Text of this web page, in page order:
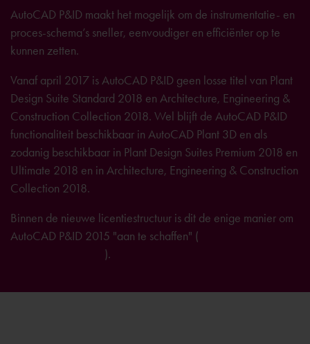
AutoCAD P&ID maakt het mogelijk om de instrumentatie- en
proces-schema’s sneller, eenvoudiger en efficiënter op te
kunnen zetten.
Vanaf april 2017 is AutoCAD P&ID geen losse titel van Plant
Design Suite Standard 2018 en Architecture, Engineering &
Construction Collection 2018. Wel blijft de AutoCAD P&ID
functionaliteit beschikbaar in AutoCAD Plant 3D en als
zodanig beschikbaar in Plant Design Suites Premium 2018 en
Ultimate 2018 en in Architecture, Engineering & Construction
Collection 2018.
Binnen de nieuwe licentiestructuur is dit de enige manier om
AutoCAD P&ID 2015 "aan te schaffen" (
).